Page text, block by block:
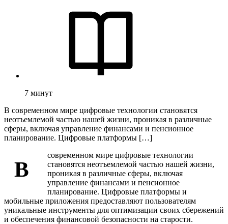
7 минут
В современном мире цифровые технологии становятся
неотъемлемой частью нашей жизни, проникая в различные
сферы, включая управление финансами и пенсионное
планирование. Цифровые платформы […]
В
современном мире цифровые технологии
становятся неотъемлемой частью нашей жизни,
проникая в различные сферы, включая
управление финансами и пенсионное
планирование. Цифровые платформы и
мобильные приложения предоставляют пользователям
уникальные инструменты для оптимизации своих сбережений
и обеспечения финансовой безопасности на старости.